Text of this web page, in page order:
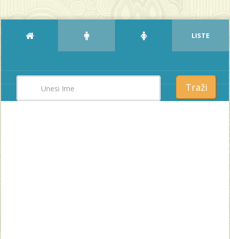
LISTE
Traži